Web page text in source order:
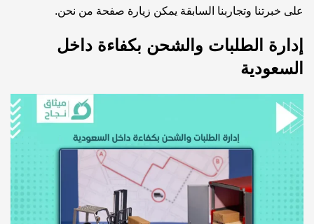
على خبرتنا وتجاربنا السابقة يمكن زيارة صفحة من نحن.
إدارة الطلبات والشحن بكفاءة داخل
السعودية